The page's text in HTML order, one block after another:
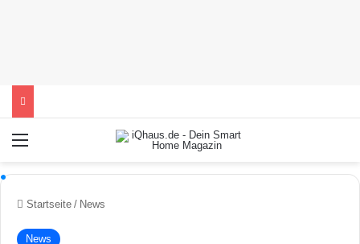
Startseite / News
News